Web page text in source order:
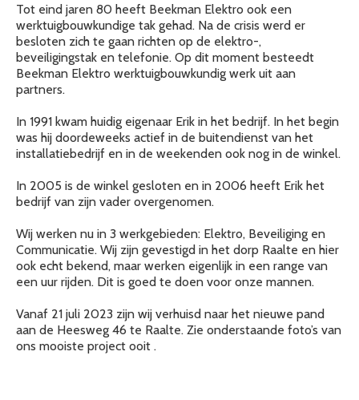
Tot eind jaren 80 heeft Beekman Elektro ook een
werktuigbouwkundige tak gehad. Na de crisis werd er
besloten zich te gaan richten op de elektro-,
beveiligingstak en telefonie. Op dit moment besteedt
Beekman Elektro werktuigbouwkundig werk uit aan
partners.
In 1991 kwam huidig eigenaar Erik in het bedrijf. In het begin
was hij doordeweeks actief in de buitendienst van het
installatiebedrijf en in de weekenden ook nog in de winkel.
In 2005 is de winkel gesloten en in 2006 heeft Erik het
bedrijf van zijn vader overgenomen.
Wij werken nu in 3 werkgebieden: Elektro, Beveiliging en
Communicatie. Wij zijn gevestigd in het dorp Raalte en hier
ook echt bekend, maar werken eigenlijk in een range van
een uur rijden. Dit is goed te doen voor onze mannen.
Vanaf 21 juli 2023 zijn wij verhuisd naar het nieuwe pand
aan de Heesweg 46 te Raalte. Zie onderstaande foto’s van
ons mooiste project ooit .